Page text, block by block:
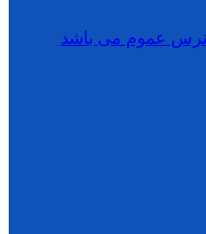
عموم می باشد